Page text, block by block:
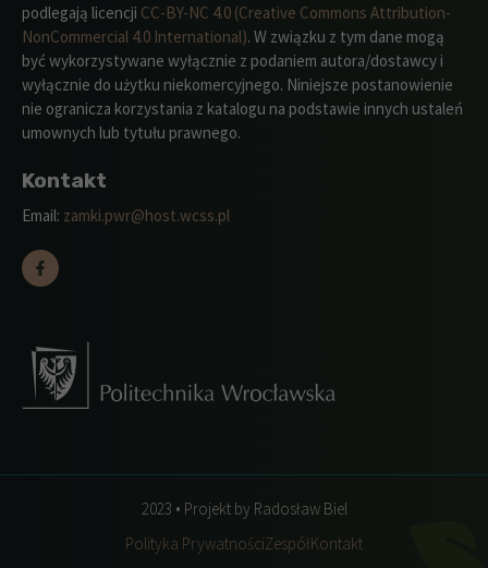
podlegają licencji CC-BY-NC 4.0 (Creative Commons Attribution-
NonCommercial 4.0 International). W związku z tym dane mogą
być wykorzystywane wyłącznie z podaniem autora/dostawcy i
wyłącznie do użytku niekomercyjnego. Niniejsze postanowienie
nie ogranicza korzystania z katalogu na podstawie innych ustaleń
umownych lub tytułu prawnego.
Kontakt
Email: zamki.pwr@host.wcss.pl
2023 • Projekt by Radosław Biel
Polityka PrywatnościZespółKontakt